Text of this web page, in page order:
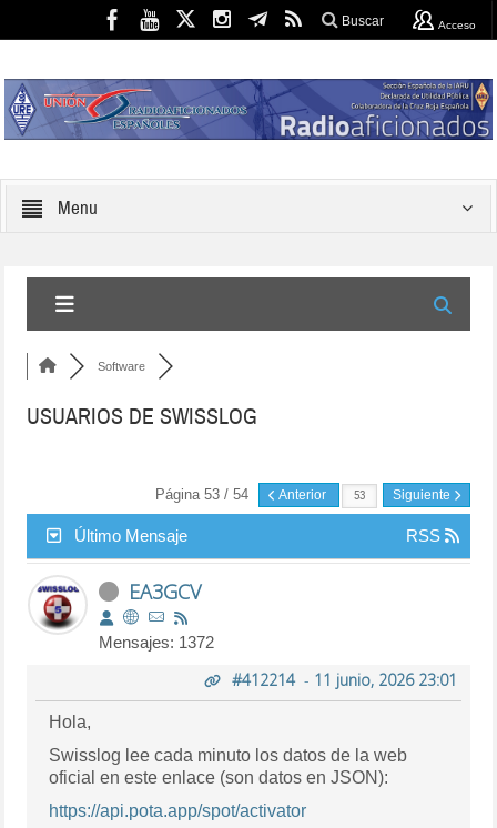
Buscar Acceso
Menu
Software
USUARIOS DE SWISSLOG
Página 53 / 54 Anterior Siguiente
Último Mensaje RSS
EA3GCV
Mensajes: 1372
#412214- 11 junio, 2026 23:01
Hola,
Swisslog lee cada minuto los datos de la web
oficial en este enlace (son datos en JSON):
https://api.pota.app/spot/activator